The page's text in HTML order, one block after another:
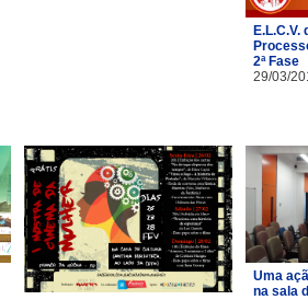
E.L.C.V.
2ª Fase
29/03/
Uma
na sala